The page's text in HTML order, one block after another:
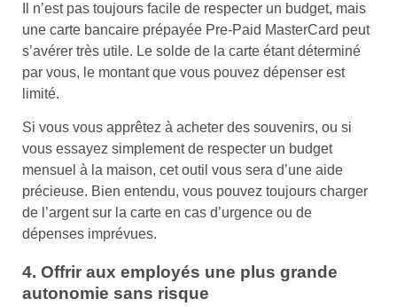
Il n’est pas toujours facile de respecter un budget, mais
une carte bancaire prépayée Pre-Paid MasterCard peut
s’avérer très utile. Le solde de la carte étant déterminé
par vous, le montant que vous pouvez dépenser est
limité.
Si vous vous apprêtez à acheter des souvenirs, ou si
vous essayez simplement de respecter un budget
mensuel à la maison, cet outil vous sera d’une aide
précieuse. Bien entendu, vous pouvez toujours charger
de l’argent sur la carte en cas d’urgence ou de
dépenses imprévues.
4. Offrir aux employés une plus grande
autonomie sans risque